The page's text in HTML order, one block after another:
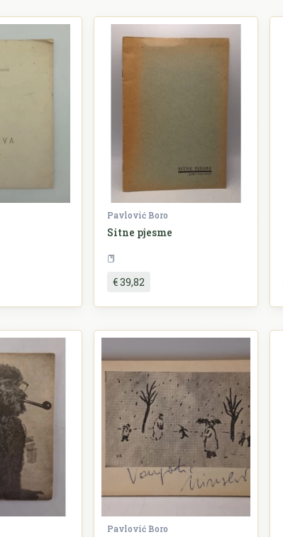
Pavlović Boro
Sitne pjesme
€ 39,82
Pavlović Boro